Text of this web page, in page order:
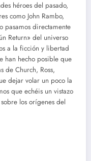
héroes del pasado,
como John Rambo,
pasamos directamente
Return» del universo
a la ficción y libertad
han hecho posible que
de Church, Ross,
dejar volar un poco la
que echéis un vistazo
los orígenes del